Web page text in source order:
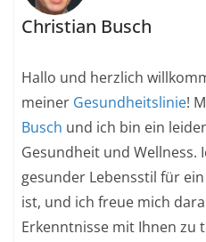
Christian Busch
Hallo und herzlich
meiner Gesundheitslinie!
Busch und ich bin ein
Gesundheit und Wellness.
gesunder Lebensstil für
ist, und ich freue mich
Erkenntnisse mit Ihnen zu